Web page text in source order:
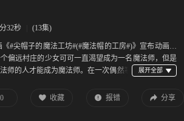
32秒 (13集)
#尖帽子的魔法工坊#(#魔法帽的工房#)》宣布动画化
偏远村庄的少女可可一直渴望成为一名魔法师，但是
师的人才能成为魔法师。在一次偶然事
是孩童时一位自称魔法师的神秘男子卖给她的一本绘
0 收藏 报错 分享